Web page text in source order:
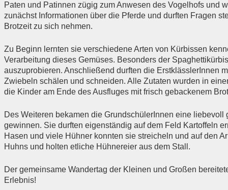
Paten und Patinnen zügig zum Anwesen des Vogelhofs und
zunächst Informationen über die Pferde und durften Fragen
Brotzeit zu sich nehmen.
Zu Beginn lernten sie verschiedene Arten von Kürbissen
Verarbeitung dieses Gemüses. Besonders der Spaghettikürbis
auszuprobieren. Anschließend durften die ErstklässlerInnen
Zwiebeln schälen und schneiden. Alle Zutaten wurden in
die Kinder am Ende des Ausfluges mit frisch gebackenem
Des Weiteren bekamen die GrundschülerInnen eine
gewinnen. Sie durften eigenständig auf dem Feld Kartoffeln
Hasen und viele Hühner konnten sie streicheln und auf den
Huhns und holten etliche Hühnereier aus dem Stall.
Der gemeinsame Wandertag der Kleinen und Großen
Erlebnis!